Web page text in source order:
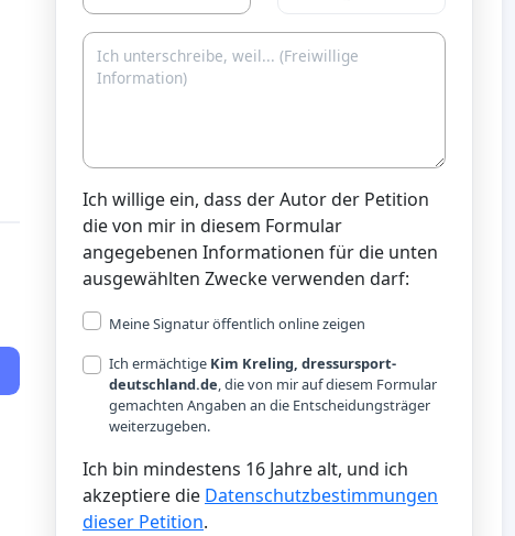
Ich willige ein, dass der Autor der Petition
die von mir in diesem Formular
angegebenen Informationen für die unten
ausgewählten Zwecke verwenden darf:
Meine Signatur öffentlich online zeigen
Ich ermächtige Kim Kreling, dressursport-
deutschland.de, die von mir auf diesem Formular
gemachten Angaben an die Entscheidungsträger
weiterzugeben.
Ich bin mindestens 16 Jahre alt, und ich
akzeptiere die Datenschutzbestimmungen
dieser Petition.